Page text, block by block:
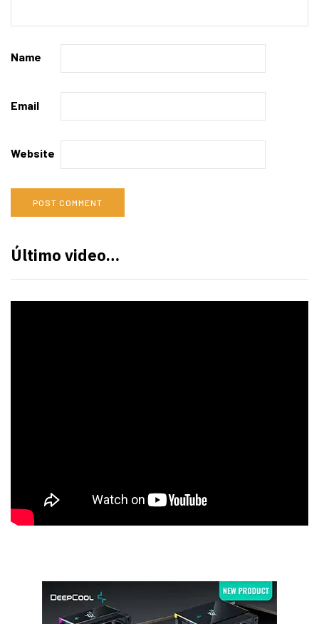
Name
Email
Website
Último video…